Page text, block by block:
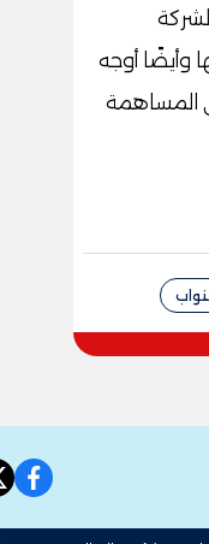
وأيضًا أوجه
المساهمة
النواب